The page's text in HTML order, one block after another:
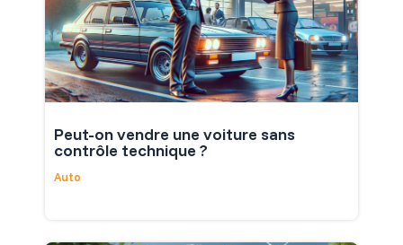
Peut-on vendre une voiture sans
contrôle technique ?
Auto